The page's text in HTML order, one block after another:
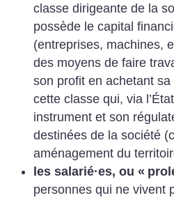
classe dirigeante de la
possède le capital
(entreprises, machines,
des moyens de faire
son profit en achetant sa
cette classe qui, via
instrument et son
destinées de la société
aménagement du
les salarié·es, ou «
personnes qui ne vivent